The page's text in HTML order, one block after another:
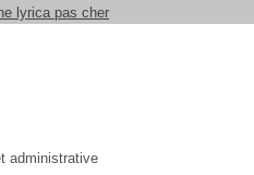
lyrica pas cher
administrative